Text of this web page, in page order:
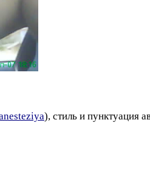
), стиль и пунктуация